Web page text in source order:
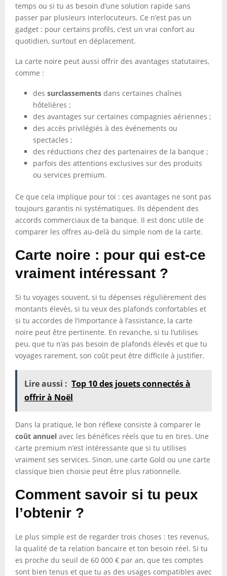
temps ou si tu as besoin d’une solution rapide sans
passer par plusieurs interlocuteurs. Ce n’est pas un
gadget : pour certains profils, c’est un vrai confort au
quotidien, surtout en déplacement.
La carte noire peut aussi offrir des avantages statutaires,
comme :
des surclassements dans certaines chaînes
hôtelières ;
des avantages sur certaines compagnies aériennes ;
des accès privilégiés à des événements ou
spectacles ;
des réductions chez des partenaires de la banque ;
parfois des attentions exclusives sur des produits
ou services premium.
Ce que cela implique pour toi : ces avantages ne sont pas
toujours garantis ni systématiques. Ils dépendent des
accords commerciaux de ta banque. Il est donc utile de
comparer les offres au-delà du simple nom de la carte.
Carte noire : pour qui est-ce
vraiment intéressant ?
Si tu voyages souvent, si tu dépenses régulièrement des
montants élevés, si tu veux des plafonds confortables et
si tu accordes de l’importance à l’assistance, la carte
noire peut être pertinente. En revanche, si tu l’utilises
peu, que tu n’as pas besoin de plafonds élevés et que tu
voyages rarement, son coût peut être difficile à justifier.
Lire aussi : Top 10 des jouets connectés à
offrir à Noël
Dans la pratique, le bon réflexe consiste à comparer le
coût annuel avec les bénéfices réels que tu en tires. Une
carte premium n’est intéressante que si tu utilises
vraiment ses services. Sinon, une carte Gold ou une carte
classique bien choisie peut être plus rationnelle.
Comment savoir si tu peux
l’obtenir ?
Le plus simple est de regarder trois choses : tes revenus,
la qualité de ta relation bancaire et ton besoin réel. Si tu
es proche du seuil de 60 000 € par an, que tes comptes
sont bien tenus et que tu as des usages compatibles avec